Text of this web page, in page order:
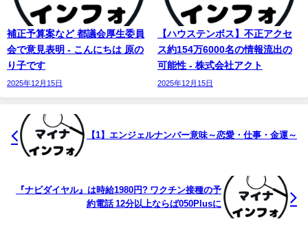
補正予算案など 都議会厚生委員
会で意見表明 - こんにちは 原の
り子です
2025年12月15日
【ハウステンボス】不正アクセ
ス約154万6000名の情報流出の
可能性 - 株式会社アクト
2025年12月15日
【1】エンジェルナンバー意味～恋愛・仕事・金運～
『ナビダイヤル』は時給1980円? ワクチン接種の予
約電話 12分以上ならば050Plusに